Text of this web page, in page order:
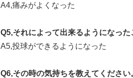
A4,痛みがよくなった
Q5,それによって出来るようになっ
A5,投球ができるようになった
Q6,その時の気持ちを教えてください